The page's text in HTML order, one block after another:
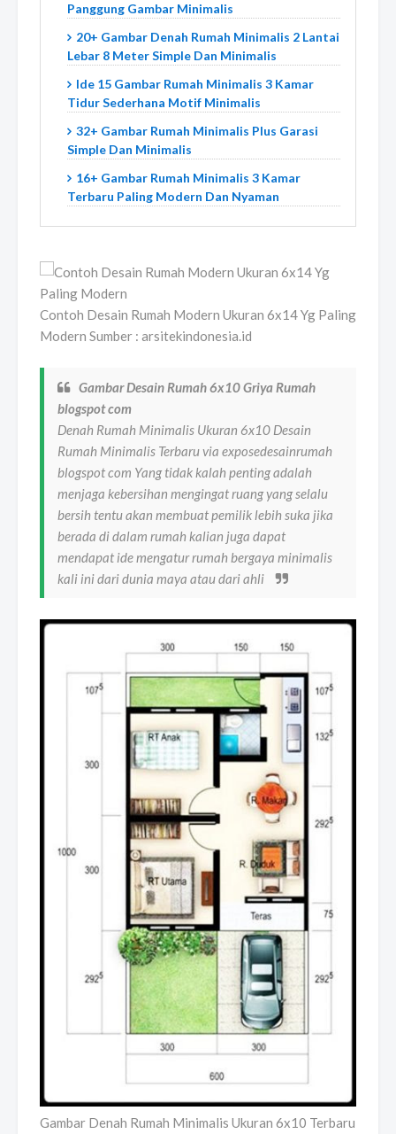
Panggung Gambar Minimalis
20+ Gambar Denah Rumah Minimalis 2 Lantai
Lebar 8 Meter Simple Dan Minimalis
Ide 15 Gambar Rumah Minimalis 3 Kamar
Tidur Sederhana Motif Minimalis
32+ Gambar Rumah Minimalis Plus Garasi
Simple Dan Minimalis
16+ Gambar Rumah Minimalis 3 Kamar
Terbaru Paling Modern Dan Nyaman
Contoh Desain Rumah Modern Ukuran 6x14 Yg Paling
Modern Sumber : arsitekindonesia.id
Gambar Desain Rumah 6x10 Griya Rumah
blogspot com
Denah Rumah Minimalis Ukuran 6x10 Desain
Rumah Minimalis Terbaru via exposedesainrumah
blogspot com Yang tidak kalah penting adalah
menjaga kebersihan mengingat ruang yang selalu
bersih tentu akan membuat pemilik lebih suka jika
berada di dalam rumah kalian juga dapat
mendapat ide mengatur rumah bergaya minimalis
kali ini dari dunia maya atau dari ahli
Gambar Denah Rumah Minimalis Ukuran 6x10 Terbaru